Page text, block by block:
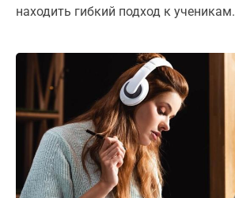
находить гибкий подход к ученикам.